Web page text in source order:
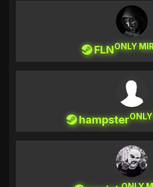
FLNONLY
hampster